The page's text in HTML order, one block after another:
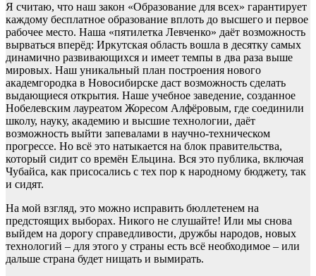
Я считаю, что наш закон «Образование для всех» гарантирует
каждому бесплатное образование вплоть до высшего и первое
рабочее место. Наша «пятилетка Левченко» даёт возможность
вырваться вперёд: Иркутская область вошла в десятку самых
динамично развивающихся и имеет темпы в два раза выше
мировых. Наш уникальный план построения нового
академгородка в Новосибирске даст возможность сделать
выдающиеся открытия. Наше учебное заведение, созданное
Нобелевским лауреатом Жоресом Алфёровым, где соединили
школу, науку, академию и высшие технологии, даёт
возможность выйти запевалами в научно-техническом
прогрессе. Но всё это натыкается на блок правительства,
который сидит со времён Ельцина. Вся это публика, включая
Чубайса, как присосались с тех пор к народному бюджету, так
и сидят.
На мой взгляд, это можно исправить бюллетенем на
предстоящих выборах. Никого не слушайте! Или мы снова
выйдем на дорогу справедливости, дружбы народов, новых
технологий – для этого у страны есть всё необходимое – или
дальше страна будет нищать и вымирать.